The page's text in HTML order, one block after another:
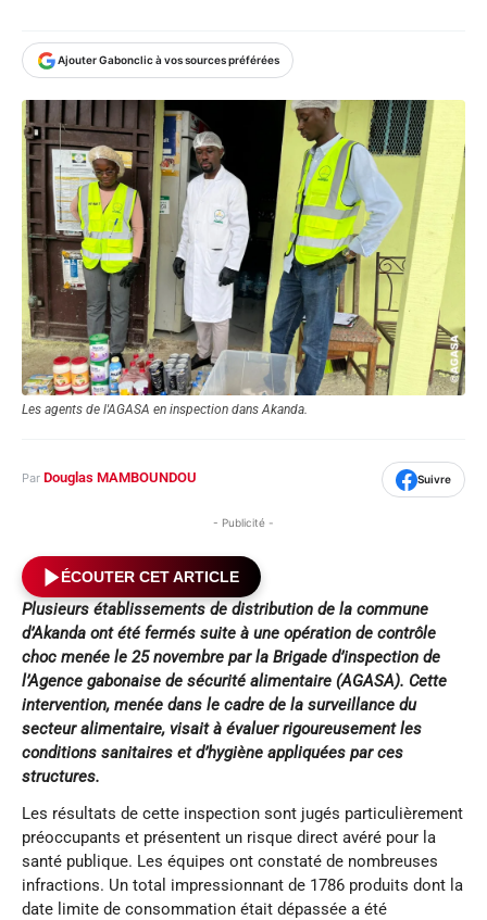
Ajouter Gabonclic à vos sources préférées
Les agents de l'AGASA en inspection dans Akanda.
Par Douglas MAMBOUNDOU Suivre
- Publicité -
ÉCOUTER CET ARTICLE
Plusieurs établissements de distribution de la commune
d’Akanda ont été fermés suite à une opération de contrôle
choc menée le 25 novembre par la Brigade d’inspection de
l’Agence gabonaise de sécurité alimentaire (AGASA). Cette
intervention, menée dans le cadre de la surveillance du
secteur alimentaire, visait à évaluer rigoureusement les
conditions sanitaires et d’hygiène appliquées par ces
structures.
Les résultats de cette inspection sont jugés particulièrement
préoccupants et présentent un risque direct avéré pour la
santé publique. Les équipes ont constaté de nombreuses
infractions. Un total impressionnant de 1786 produits dont la
date limite de consommation était dépassée a été